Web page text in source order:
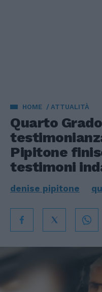
HOME ATTUALITÀ
Quarto
Pipitone
testimoni
denise pipitone